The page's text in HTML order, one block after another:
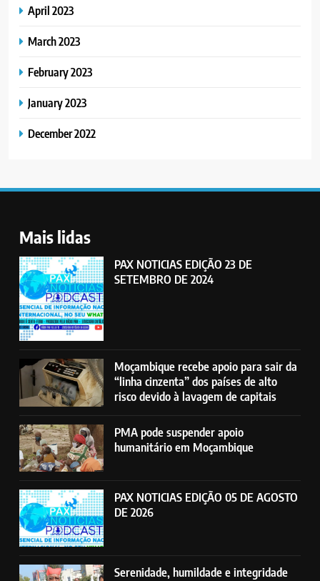
April 2023
March 2023
February 2023
January 2023
December 2022
Mais lidas
PAX NOTICIAS EDIÇÃO 23 DE
SETEMBRO DE 2024
Moçambique recebe apoio para sair da
“linha cinzenta” dos países de alto
risco devido à lavagem de capitais
PMA pode suspender apoio
humanitário em Moçambique
PAX NOTICIAS EDIÇÃO 05 DE AGOSTO
DE 2026
Serenidade, humildade e integridade